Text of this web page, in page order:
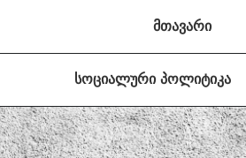
მთავარი
სოციალური პოლიტიკა